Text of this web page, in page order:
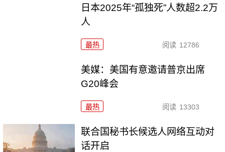
日本2025年“孤独死”人数超2.2万
人
最热 阅读 12786
美媒：美国有意邀请普京出席
G20峰会
最热 阅读 13303
联合国秘书长候选人网络互动对
话开启